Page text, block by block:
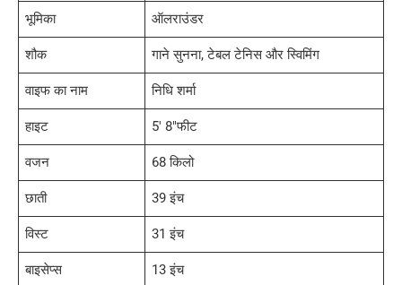
भूमिका ऑलराउंडर
शौक गाने सुनना, टेबल टेनिस और स्विमिंग
वाइफ का नाम निधि शर्मा
हाइट 5′ 8″फीट
वजन 68 किलो
छाती 39 इंच
विस्ट 31 इंच
बाइसेप्स 13 इंच